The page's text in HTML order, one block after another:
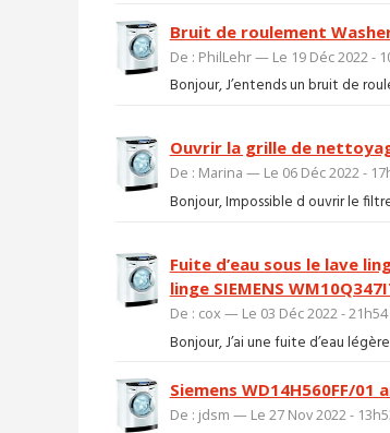
Bruit de roulement
De : PhilLehr — Le 19 Déc 2022 -
Bonjour, J’entends un bruit de
Ouvrir la grille de
De : Marina — Le 06 Déc 2022 -
Bonjour, Impossible d ouvrir le
Fuite d’eau sous le lave
linge SIEMENS
De : cox — Le 03 Déc 2022 -
Bonjour, J’ai une fuite d’eau
Siemens WD14H560FF/
De : jdsm — Le 27 Nov 2022 -